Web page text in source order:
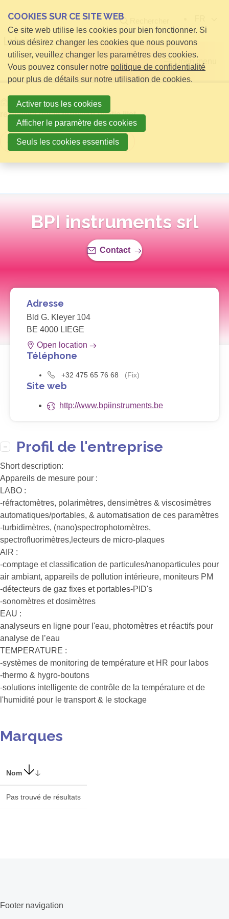
Open menu
Homeinfos pour Visiteurs
relatielijst detail publieke relatie lijst
Retour à la vue d'ensemble
BPI instruments srl
Contact
Adresse
Bld G. Kleyer 104
BE 4000 LIEGE
Open location
Téléphone
+32 475 65 76 68 (Fix)
Site web
http://www.bpiinstruments.be
Profil de l'entreprise
Short description:
Appareils de mesure pour :
LABO :
-réfractomètres, polarimètres, densimètres & viscosimètres
automatiques/portables, & automatisation de ces paramètres
-turbidimètres, (nano)spectrophotomètres,
spectrofluorimètres,lecteurs de micro-plaques
AIR :
-comptage et classification de particules/nanoparticules pour
air ambiant, appareils de pollution intérieure, moniteurs PM
-détecteurs de gaz fixes et portables-PID's
-sonomètres et dosimètres
EAU :
analyseurs en ligne pour l'eau, photomètres et réactifs pour
analyse de l’eau
TEMPERATURE :
-systèmes de monitoring de température et HR pour labos
-thermo & hygro-boutons
-solutions intelligente de contrôle de la température et de
l'humidité pour le transport & le stockage
Marques
Nom
Pas trouvé de résultats
Footer navigation
COOKIES SUR CE SITE WEB
Ce site web utilise les cookies pour bien fonctionner. Si
vous désirez changer les cookies que nous pouvons
utiliser, veuillez changer les paramètres des cookies.
Vous pouvez consuler notre politique de confidentialité
pour plus de détails sur notre utilisation de cookies.
Activer tous les cookies
Afficher le paramètre des cookies
Seuls les cookies essentiels